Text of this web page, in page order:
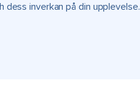
inverkan på din upplevelse.